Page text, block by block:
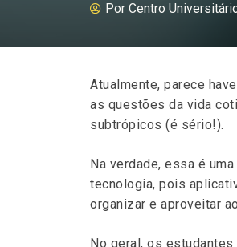
Por Centro
Atualmente, parece
as questões da vida
subtrópicos (é sério!).
Na verdade, essa é
tecnologia, pois
organizar e aproveitar
No geral, os